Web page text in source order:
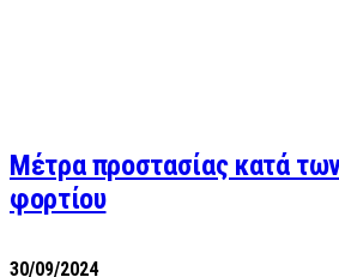
Μέτρα προστασίας κατά
φορτίου
30/09/2024